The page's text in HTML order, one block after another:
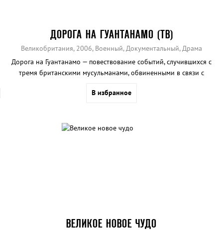
ДОРОГА НА ГУАНТАНАМО (ТВ)
Великобритания, 2006, Военный, Документальный, Драма
Дорога на Гуантанамо — повествование событий, случившихся с
тремя британскими мусульманами, обвиненными в связи с
В избранное
ВЕЛИКОЕ НОВОЕ ЧУДО